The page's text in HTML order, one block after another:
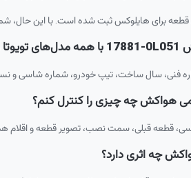
قطعه برای هایلوکس ثبت شده است. با این حال،
17881-0L051 با همه مدل‌های
فنی، سال ساخت، تیپ خودرو، شماره شاسی و
هواکش چه چیزی را کنترل کنم؟
قطعه قبلی، سمت نصب، تصویر قطعه و اقلام
چه اثری دارد؟